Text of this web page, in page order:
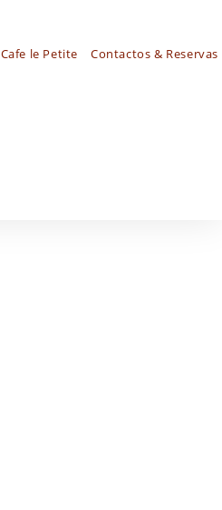
Cafe le Petite Contactos & Reservas